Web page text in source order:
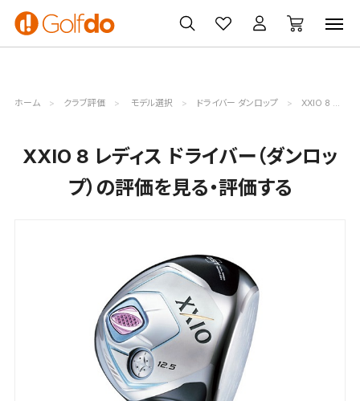
ゴルフ
クラブ
ゴルフ用品
買取
無料査定
クーポン
一覧
ホーム クラブ評価 モデル選択 ドライバー ダンロップ XXIO 8 レディス評価詳細
XXIO 8 レディス ドライバー（ダンロッ
プ）の評価を見る・評価する